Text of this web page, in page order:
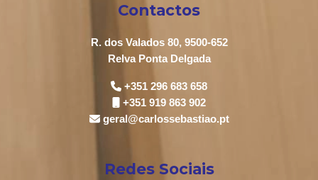
Contactos
R. dos Valados 80, 9500-652
Relva Ponta Delgada
+351 296 683 658
+351 919 863 902
geral@carlossebastiao.pt
Redes Sociais